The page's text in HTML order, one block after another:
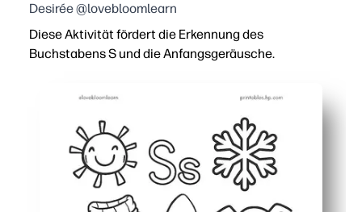
Desirée @lovebloomlearn
Diese Aktivität fördert die Erkennung des
Buchstabens S und die Anfangsgeräusche.
Sie können bequem drucken und loslegen — keine
Du hilfst Kindern, Laute mit Buchstaben zu
Das Nachzeichnen und Schreiben von S fördert die
Sie können es für Center, kleine Gruppen,